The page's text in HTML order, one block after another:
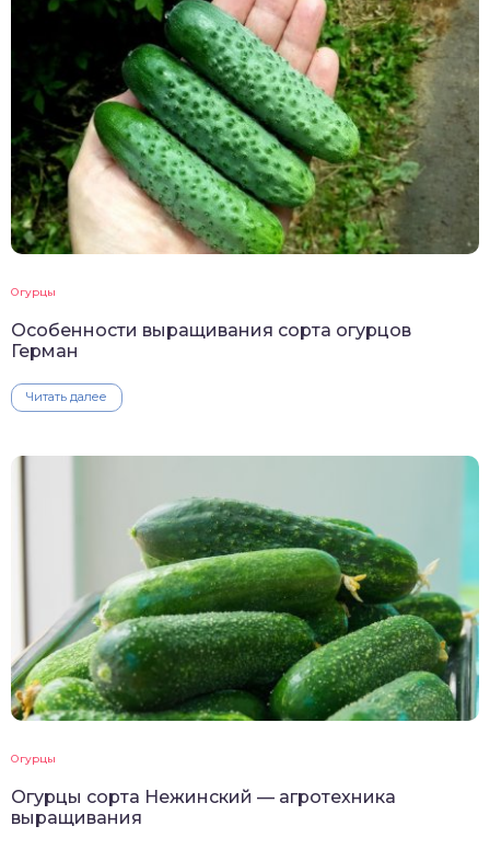
Огурцы
Особенности выращивания сорта огурцов
Герман
Читать далее
Огурцы
Огурцы сорта Нежинский — агротехника
выращивания